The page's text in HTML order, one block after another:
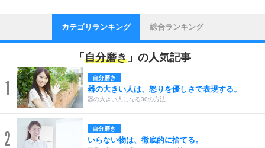
カテゴリランキング 総合ランキング
「 自分磨き 」の人気記事
1 自分磨き
器の大きい人は、怒りを優しさで表現する。
器の大きい人になる30の方法
2 自分磨き
いらない物は、徹底的に捨てる。